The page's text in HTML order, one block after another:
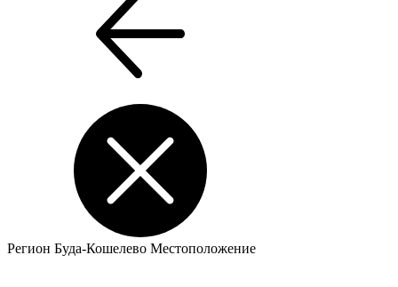
Регион Буда-Кошелево Местоположение